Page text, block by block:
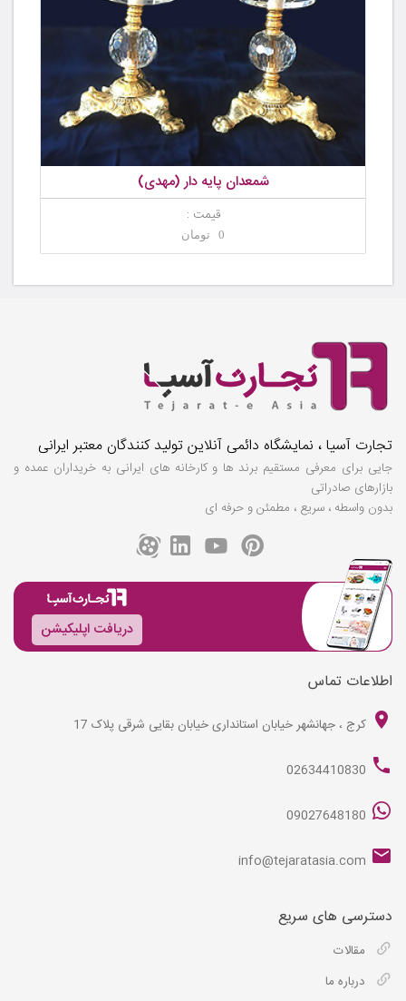
شمعدان پایه دار (مهدی)
قیمت :
0 تومان
تجارت آسیا ، نمایشگاه دائمی آنلاین تولید کنندگان معتبر ایرانی
جایی برای معرفی مستقیم برند ها و کارخانه های ایرانی به خریداران عمده و
بازارهای صادراتی
بدون واسطه ، سریع ، مطمئن و حرفه ای
دریافت اپلیکیشن
اطلاعات تماس
کرج ، جهانشهر خیابان استانداری خیابان بقایی شرقی پلاک 17
02634410830
09027648180
info@tejaratasia.com
دسترسی های سریع
مقالات
درباره ما